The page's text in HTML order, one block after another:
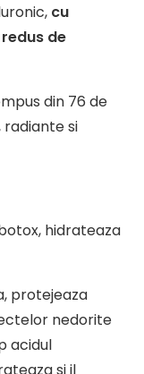
cu
de
din 76 de
radiante si
hidrateaza
protejeaza
nedorite
acidul